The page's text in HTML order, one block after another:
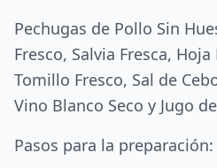
Pechugas de Pollo Sin
Fresco, Salvia Fresca,
Tomillo Fresco, Sal de
Vino Blanco Seco y Jugo
Pasos para la preparación: